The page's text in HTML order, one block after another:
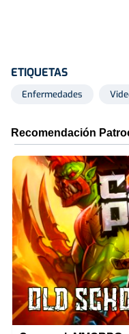
ETIQUETAS
Enfermedades